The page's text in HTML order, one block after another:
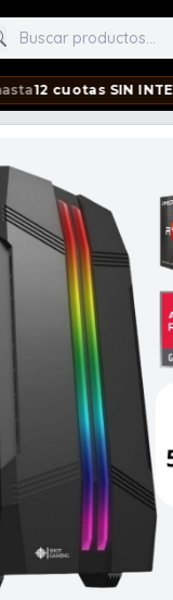
productos
cuotas SIN INTERÉS